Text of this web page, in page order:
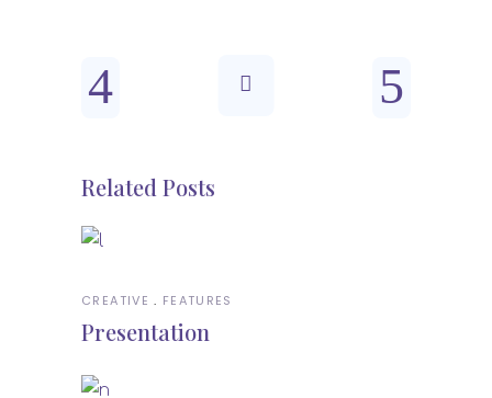
Related Posts
CREATIVE FEATURES
Presentation